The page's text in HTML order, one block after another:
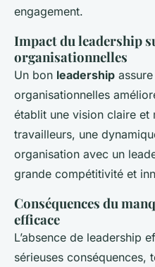
engagement.
Impact du leadership
organisationnelles
Un bon leadership
organisationnelles
établit une vision claire et
travailleurs, une
organisation avec un
grande compétitivité et
Conséquences du
efficace
L’absence de leadership
sérieuses conséquences,